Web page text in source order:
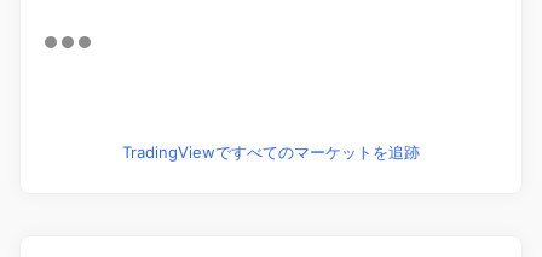
TradingViewですべてのマーケットを追跡